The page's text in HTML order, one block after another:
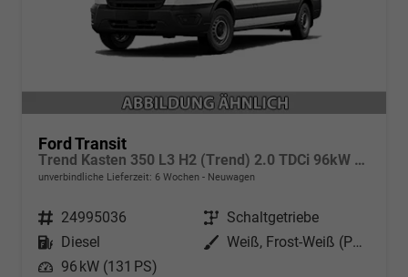
Ford Transit
Trend Kasten 350 L3 H2 (Trend) 2.0 TDCi 96kW (131 PS) 6-Gang Schaltgetriebe
unverbindliche Lieferzeit: 6 Wochen Neuwagen
Fahrzeugnr. 24995036 Getriebe Schaltgetriebe
Kraftstoff
Diesel Außenfarbe
Weiß, Frost-Weiß (PN3GZ0)
Leistung 96 kW (131 PS)